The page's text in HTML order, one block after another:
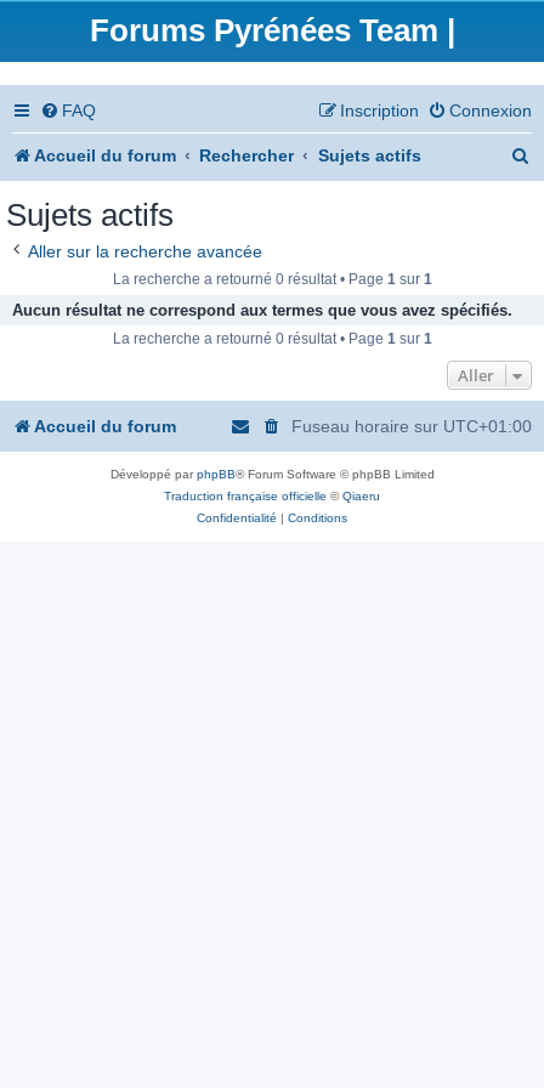
Forums Pyrénées Team |
FAQ Connexion
Inscription
Accueil du forum Rechercher Sujets actifs
e
Sujets actifs
Aller sur la recherche avancée
La recherche a retourné 0 résultat • Page 1sur 1
Aucun résultat ne correspond aux termes que vous avez spécifiés.
La recherche a retourné 0 résultat • Page 1sur 1
Aller
Accueil du forum Fuseau horaire sur UTC+01:00
Développé parphpBB® Forum Software © phpBB Limited
Traduction française officielle ©Qiaeru
Confidentialité | Conditions